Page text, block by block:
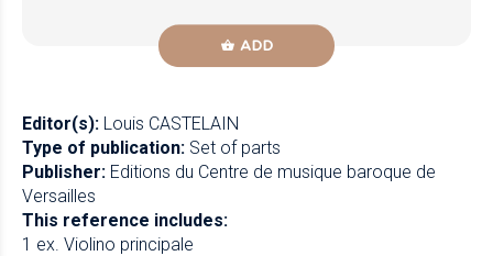
ADD
Editor(s): Louis CASTELAIN
Type of publication: Set of parts
Publisher: Editions du Centre de musique baroque de
Versailles
This reference includes:
1 ex. Violino principale